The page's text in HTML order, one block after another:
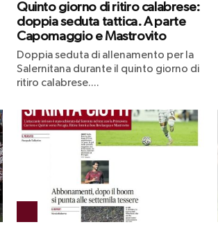
Quinto giorno di ritiro calabrese:
doppia seduta tattica. A parte
Capomaggio e Mastrovito
Doppia seduta di allenamento per la
Salernitana durante il quinto giorno di
ritiro calabrese....